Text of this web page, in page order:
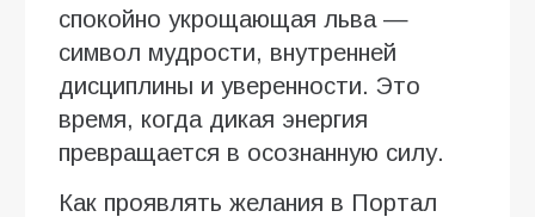
спокойно укрощающая льва —
символ мудрости, внутренней
дисциплины и уверенности. Это
время, когда дикая энергия
превращается в осознанную силу.
Как проявлять желания в Портал